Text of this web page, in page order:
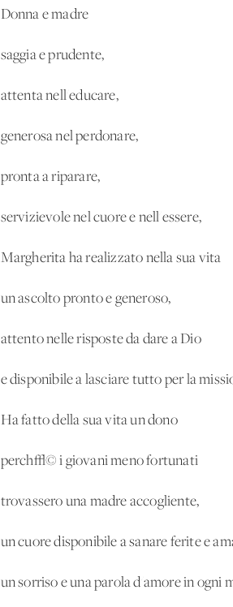
Donna e madre
saggia e prudente,
attenta nell'educare,
generosa nel perdonare,
pronta a riparare,
servizievole nel cuore e nell'essere,
Margherita ha realizzato nella sua vita
un ascolto pronto e generoso,
attento nelle risposte da dare a Dio
e disponibile a lasciare tutto per la
Ha fatto della sua vita un dono
perch√© i giovani meno fortunati
trovassero una madre accogliente,
un cuore disponibile a sanare ferite e
un sorriso e una parola d'amore in ogni